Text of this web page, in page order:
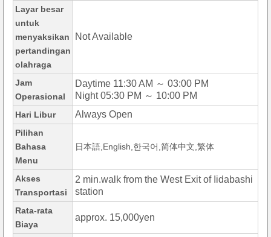
Layar besar
untuk
menyaksikan
pertandingan
olahraga
Not Available
Jam
Operasional
Daytime 11:30 AM ～ 03:00 PM
Night 05:30 PM ～ 10:00 PM
Hari Libur Always Open
Pilihan
Bahasa
Menu
日本語,English,한국어,简体中文,繁体
Akses
Transportasi
2 min.walk from the West Exit of Iidabashi
station
Rata-rata
Biaya
approx. 15,000yen